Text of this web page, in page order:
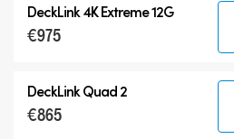
DeckLink 4K Extreme 12G
€975
DeckLink Quad 2
€865